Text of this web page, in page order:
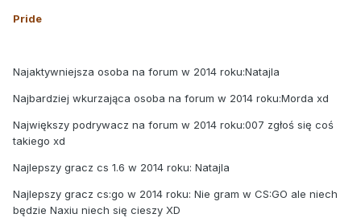
Pride
Najaktywniejsza osoba na forum w 2014 roku:Natajla
Najbardziej wkurzająca osoba na forum w 2014 roku:Morda xd
Największy podrywacz na forum w 2014 roku:007 zgłoś się coś
takiego xd
Najlepszy gracz cs 1.6 w 2014 roku: Natajla
Najlepszy gracz cs:go w 2014 roku: Nie gram w CS:GO ale niech
będzie Naxiu niech się cieszy XD